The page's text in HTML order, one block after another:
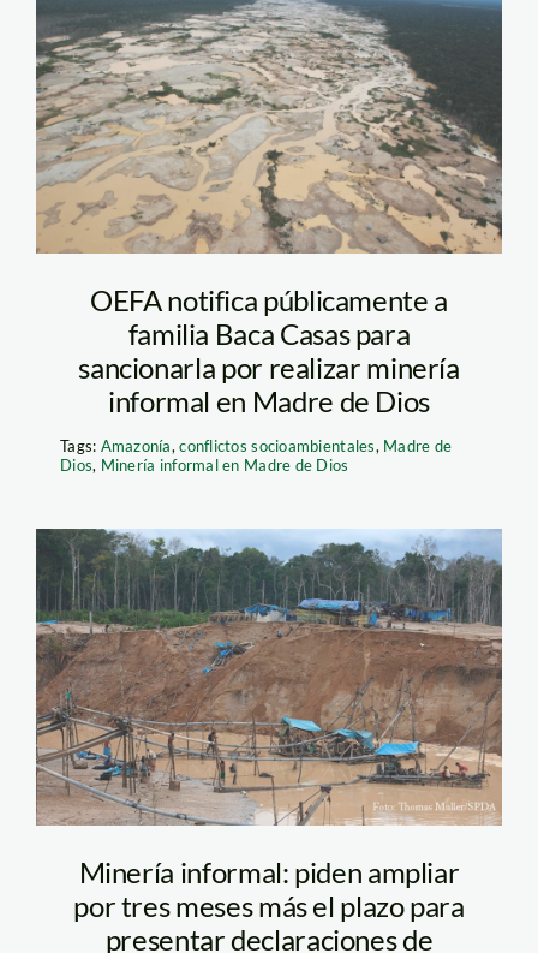
OEFA notifica públicamente a
familia Baca Casas para
sancionarla por realizar minería
informal en Madre de Dios
Tags: Amazonía,conflictos socioambientales, Madre de
Dios, Minería informal en Madre de Dios
minería_thomas
Minería informal: piden ampliar
por tres meses más el plazo para
presentar declaraciones de